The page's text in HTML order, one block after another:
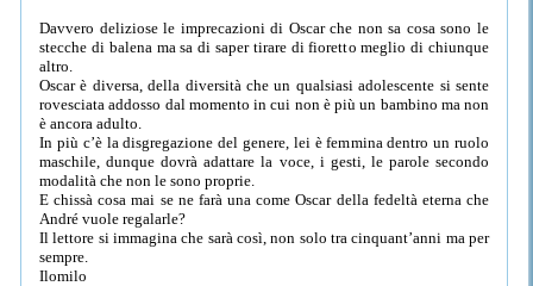
Davvero deliziose le imprecazioni di Oscar che non sa cosa sono le
stecche di balena ma sa di saper tirare di fioretto meglio di chiunque
altro.
Oscar è diversa, della diversità che un qualsiasi adolescente si sente
rovesciata addosso dal momento in cui non è più un bambino ma non
è ancora adulto.
In più c’è la disgregazione del genere, lei è femmina dentro un ruolo
maschile, dunque dovrà adattare la voce, i gesti, le parole secondo
modalità che non le sono proprie.
E chissà cosa mai se ne farà una come Oscar della fedeltà eterna che
André vuole regalarle?
Il lettore si immagina che sarà così, non solo tra cinquant’anni ma per
sempre.
Ilomilo